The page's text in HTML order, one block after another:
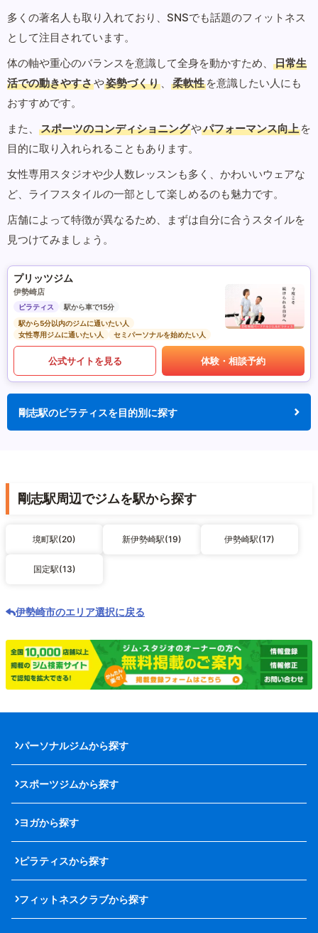
多くの著名人も取り入れており、SNSでも話題のフィットネス
として注目されています。
体の軸や重心のバランスを意識して全身を動かすため、
日常生
活での動きやすさや姿勢づくり 、 柔軟性 を意識したい人にも
おすすめです。
また、
スポーツのコンディショニングやパフォーマンス向上 を
目的に取り入れられることもあります。
女性専用スタジオや少人数レッスンも多く、かわいいウェアな
ど、ライフスタイルの一部として楽しめるのも魅力です。
店舗によって特徴が異なるため、まずは自分に合うスタイルを
見つけてみましょう。
プリッツジム
伊勢崎店
ピラティス
駅から車で15分
駅から5分以内のジムに通いたい人
女性専用ジムに通いたい人
セミパーソナルを始めたい人
公式サイトを見る 体験・相談予約
剛志駅のピラティスを目的別に探す
剛志駅周辺でジムを駅から探す
境町駅(20) 新伊勢崎駅(19) 伊勢崎駅(17)
国定駅(13)
伊勢崎市のエリア選択に戻る
パーソナルジムから探す
スポーツジムから探す
ヨガから探す
ピラティスから探す
フィットネスクラブから探す